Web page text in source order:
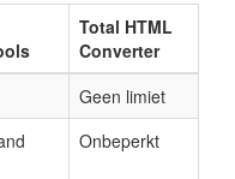
Total HTML
Converter
Geen limiet
Onbeperkt